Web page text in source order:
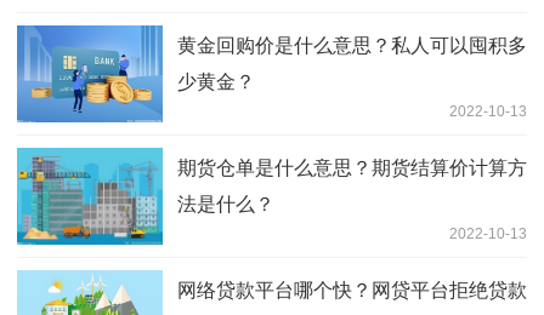
黄金回购价是什么意思？私人可以囤积多
少黄金？
2022-10-13
期货仓单是什么意思？期货结算价计算方
法是什么？
2022-10-13
网络贷款平台哪个快？网贷平台拒绝贷款